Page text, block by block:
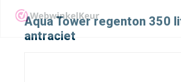
Aqua Tower regenton 350
antraciet